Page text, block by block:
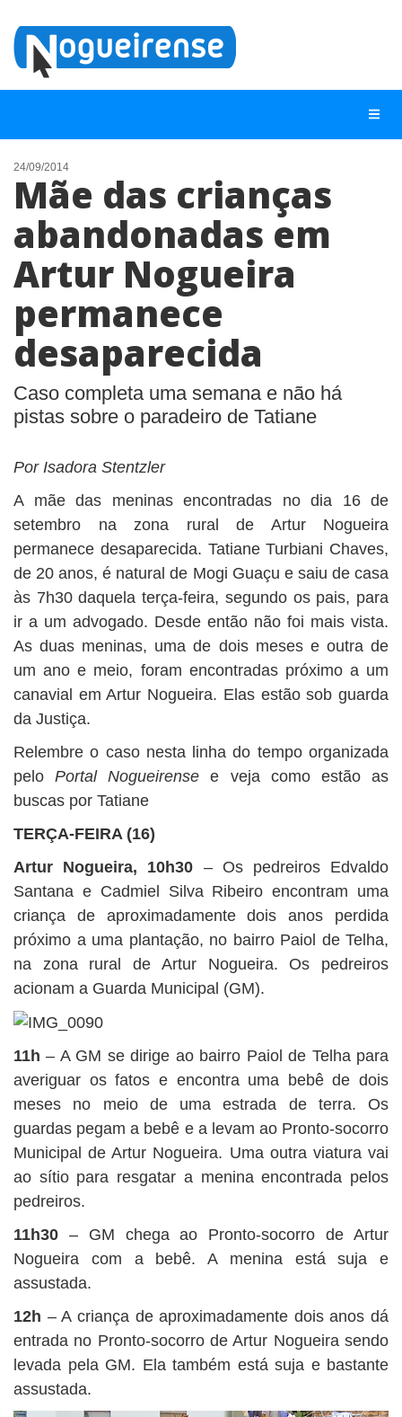
NOTÍCIAS
LISTA DIGITAL
TELEFONES ÚTEIS
CONTATO
ANUNCIE
24/09/2014
Mãe das crianças
abandonadas em
Artur Nogueira
permanece
desaparecida
Caso completa uma semana e não há
pistas sobre o paradeiro de Tatiane
Por Isadora Stentzler
A mãe das meninas encontradas no dia 16 de
setembro na zona rural de Artur Nogueira
permanece desaparecida. Tatiane Turbiani Chaves,
de 20 anos, é natural de Mogi Guaçu e saiu de casa
às 7h30 daquela terça-feira, segundo os pais, para
ir a um advogado. Desde então não foi mais vista.
As duas meninas, uma de dois meses e outra de
um ano e meio, foram encontradas próximo a um
canavial em Artur Nogueira. Elas estão sob guarda
da Justiça.
Relembre o caso nesta linha do tempo organizada
peloPortal Nogueirensee veja como estão as
buscas por Tatiane
TERÇA-FEIRA (16)
Artur Nogueira, 10h30 – Os pedreiros Edvaldo
Santana e Cadmiel Silva Ribeiro encontram uma
criança de aproximadamente dois anos perdida
próximo a uma plantação, no bairro Paiol de Telha,
na zona rural de Artur Nogueira. Os pedreiros
acionam a Guarda Municipal (GM).
11h – A GM se dirige ao bairro Paiol de Telha para
averiguar os fatos e encontra uma bebê de dois
meses no meio de uma estrada de terra. Os
guardas pegam a bebê e a levam ao Pronto-socorro
Municipal de Artur Nogueira. Uma outra viatura vai
ao sítio para resgatar a menina encontrada pelos
pedreiros.
11h30 – GM chega ao Pronto-socorro de Artur
Nogueira com a bebê. A menina está suja e
assustada.
12h – A criança de aproximadamente dois anos dá
entrada no Pronto-socorro de Artur Nogueira sendo
levada pela GM. Ela também está suja e bastante
assustada.